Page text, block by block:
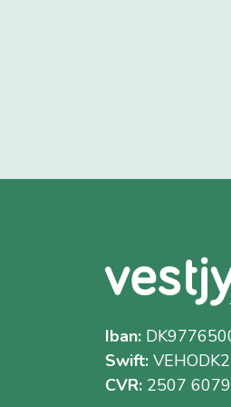
Iban:
Swift:
CVR:2507 6079